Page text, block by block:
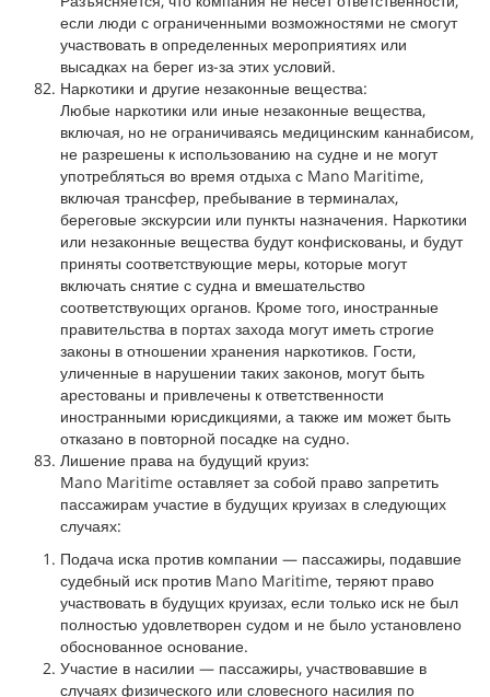
если люди с ограниченными возможностями не смогут
участвовать в определенных мероприятиях или
высадках на берег из-за этих условий.
Наркотики и другие незаконные вещества:
Любые наркотики или иные незаконные вещества,
включая, но не ограничиваясь медицинским каннабисом,
не разрешены к использованию на судне и не могут
употребляться во время отдыха с Mano Maritime,
включая трансфер, пребывание в терминалах,
береговые экскурсии или пункты назначения. Наркотики
или незаконные вещества будут конфискованы, и будут
приняты соответствующие меры, которые могут
включать снятие с судна и вмешательство
соответствующих органов. Кроме того, иностранные
правительства в портах захода могут иметь строгие
законы в отношении хранения наркотиков. Гости,
уличенные в нарушении таких законов, могут быть
арестованы и привлечены к ответственности
иностранными юрисдикциями, а также им может быть
отказано в повторной посадке на судно.
Лишение права на будущий круиз:
Mano Maritime оставляет за собой право запретить
пассажирам участие в будущих круизах в следующих
случаях:
Подача иска против компании — пассажиры, подавшие
судебный иск против Mano Maritime, теряют право
участвовать в будущих круизах, если только иск не был
полностью удовлетворен судом и не было установлено
обоснованное основание.
Участие в насилии — пассажиры, участвовавшие в
случаях физического или словесного насилия по